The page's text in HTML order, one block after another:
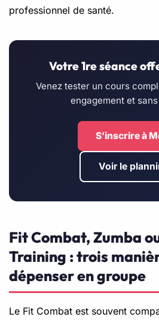
professionnel de santé.
Votre 1re séance
Venez tester un cours
engagement et
S’inscrire à
Voir le
Fit Combat, Zumba
Training : trois
dépenser en groupe
Le Fit Combat est souvent